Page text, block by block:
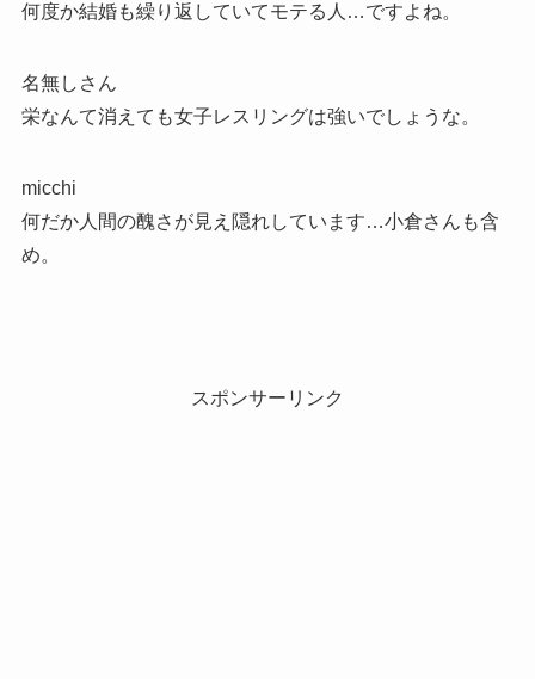
何度か結婚も繰り返していてモテる人…ですよね。
名無しさん
栄なんて消えても女子レスリングは強いでしょうな。
micchi
何だか人間の醜さが見え隠れしています…小倉さんも含
め。
スポンサーリンク